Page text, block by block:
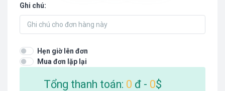
Ghi chú:
Hẹn giờ lên đơn
Mua đơn lặp lại
Tổng thanh toán: 0 đ - 0$